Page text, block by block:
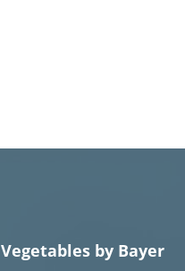
Vegetables by Bayer